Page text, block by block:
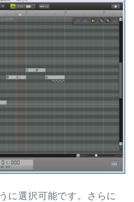
に選択可能です。さらに